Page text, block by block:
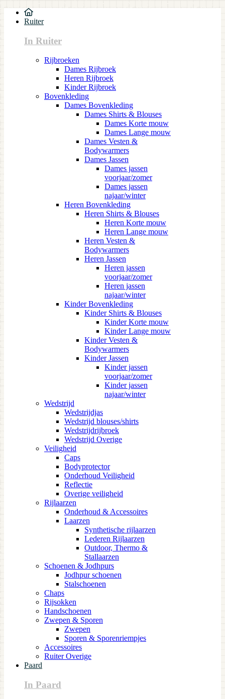
Ruiter
In Ruiter
Rijbroeken
Dames Rijbroek
Heren Rijbroek
Kinder Rijbroek
Bovenkleding
Dames Bovenkleding
Dames Shirts & Blouses
Dames Korte mouw
Dames Lange mouw
Dames Vesten &
Bodywarmers
Dames Jassen
Dames jassen
voorjaar/zomer
Dames jassen
najaar/winter
Heren Bovenkleding
Heren Shirts & Blouses
Heren Korte mouw
Heren Lange mouw
Heren Vesten &
Bodywarmers
Heren Jassen
Heren jassen
voorjaar/zomer
Heren jassen
najaar/winter
Kinder Bovenkleding
Kinder Shirts & Blouses
Kinder Korte mouw
Kinder Lange mouw
Kinder Vesten &
Bodywarmers
Kinder Jassen
Kinder jassen
voorjaar/zomer
Kinder jassen
najaar/winter
Wedstrijd
Wedstrijdjas
Wedstrijd blouses/shirts
Wedstrijdrijbroek
Wedstrijd Overige
Veiligheid
Caps
Bodyprotector
Onderhoud Veiligheid
Reflectie
Overige veiligheid
Rijlaarzen
Onderhoud & Accessoires
Laarzen
Synthetische rijlaarzen
Lederen Rijlaarzen
Outdoor, Thermo &
Stallaarzen
Schoenen & Jodhpurs
Jodhpur schoenen
Stalschoenen
Chaps
Rijsokken
Handschoenen
Zwepen & Sporen
Zwepen
Sporen & Sporenriempjes
Accessoires
Ruiter Overige
Paard
In Paard